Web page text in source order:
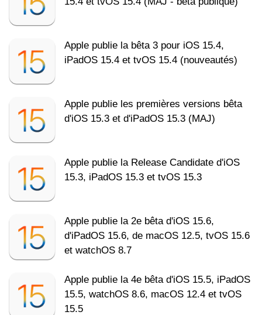
Apple publie la bêta 3 pour iOS 15.4,
iPadOS 15.4 et tvOS 15.4 (nouveautés)
Apple publie les premières versions bêta
d'iOS 15.3 et d'iPadOS 15.3 (MAJ)
Apple publie la Release Candidate d'iOS
15.3, iPadOS 15.3 et tvOS 15.3
Apple publie la 2e bêta d'iOS 15.6,
d'iPadOS 15.6, de macOS 12.5, tvOS 15.6
et watchOS 8.7
Apple publie la 4e bêta d'iOS 15.5, iPadOS
15.5, watchOS 8.6, macOS 12.4 et tvOS
15.5